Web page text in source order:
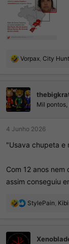
R
ç
õ
e
s
Vorpax, City
Mil pontos,
4 Junho 2026
"Usava chupeta e
Com 12 anos nem
assim conseguiu
R
ç
õ
StylePain,